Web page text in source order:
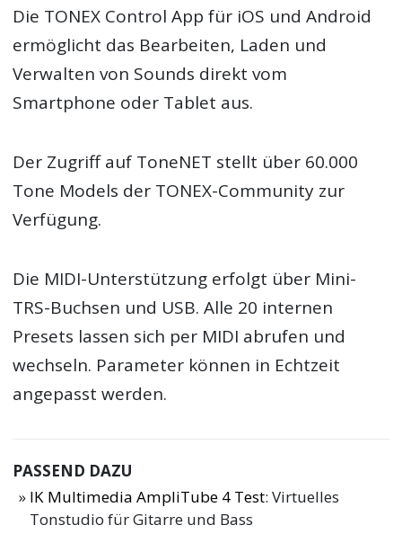
Die TONEX Control App für iOS und Android
ermöglicht das Bearbeiten, Laden und
Verwalten von Sounds direkt vom
Smartphone oder Tablet aus.
Der Zugriff auf ToneNET stellt über 60.000
Tone Models der TONEX-Community zur
Verfügung.
Die MIDI-Unterstützung erfolgt über Mini-
TRS-Buchsen und USB. Alle 20 internen
Presets lassen sich per MIDI abrufen und
wechseln. Parameter können in Echtzeit
angepasst werden.
PASSEND DAZU
IK Multimedia AmpliTube 4 Test: Virtuelles
Tonstudio für Gitarre und Bass